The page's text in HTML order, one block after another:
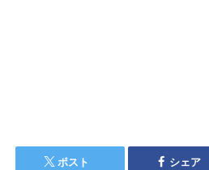
ポスト シェア